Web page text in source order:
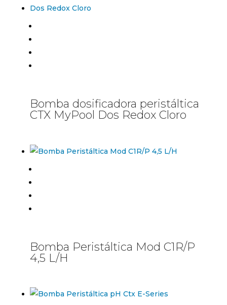
Bomba dosificadora peristáltica
CTX MyPool Dos Redox Cloro
Bomba Peristáltica Mod C1R/P
4,5 L/H